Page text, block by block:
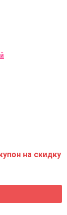
на скидку